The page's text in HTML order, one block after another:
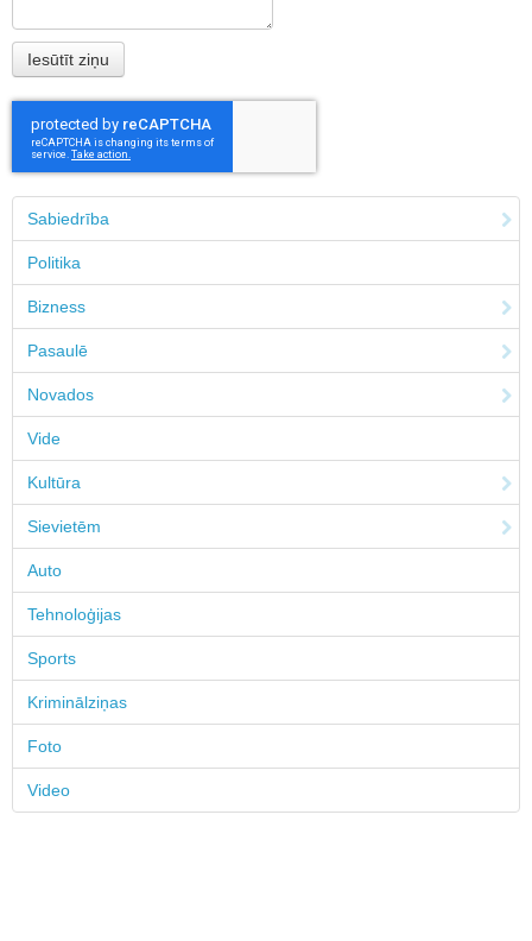
Sabiedrība
Politika
Bizness
Pasaulē
Novados
Vide
Kultūra
Sievietēm
Auto
Tehnoloģijas
Sports
Kriminālziņas
Foto
Video